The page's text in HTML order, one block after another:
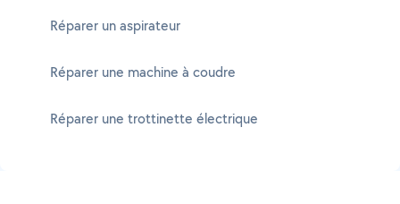
Réparer un aspirateur
Réparer une machine à coudre
Réparer une trottinette électrique